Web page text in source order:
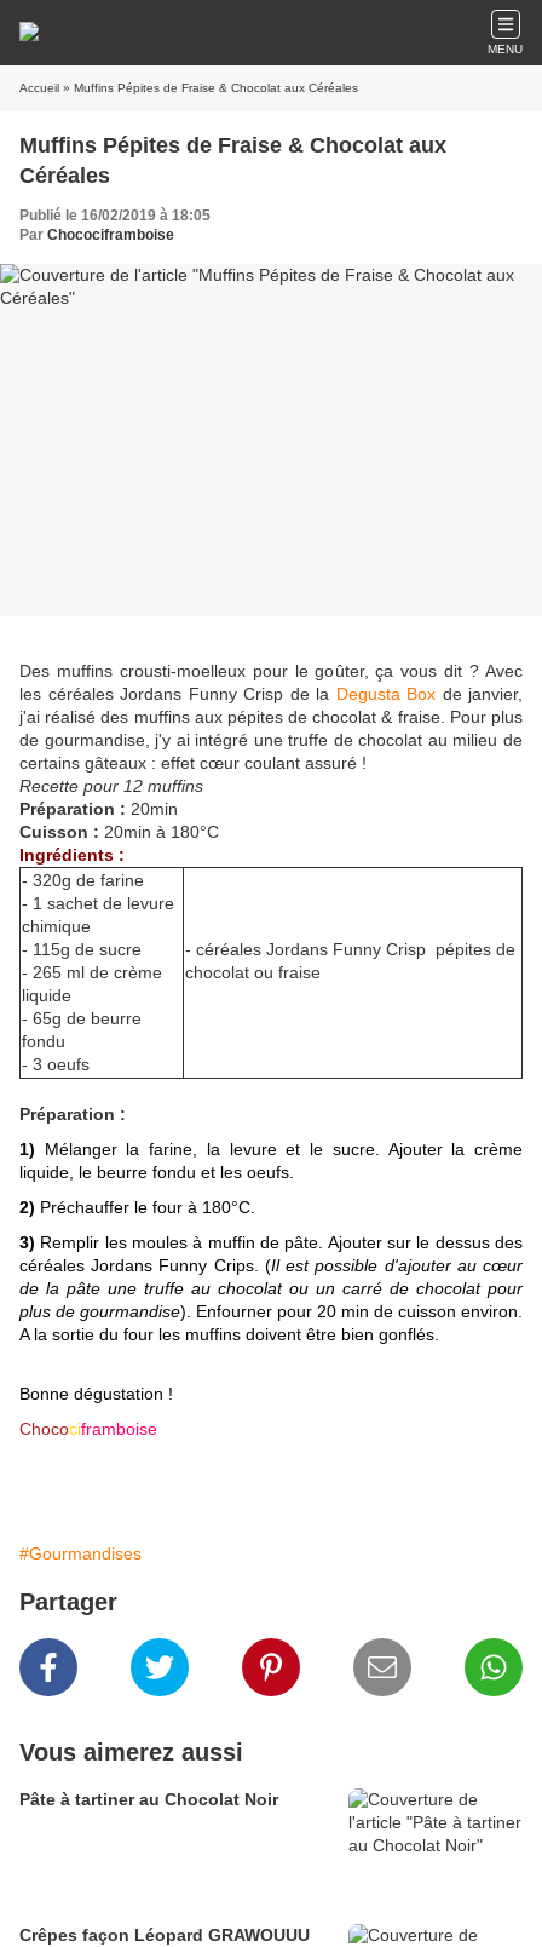
MENU
Accueil » Muffins Pépites de Fraise & Chocolat aux Céréales
Muffins Pépites de Fraise & Chocolat aux
Céréales
Publié le 16/02/2019 à 18:05
Par Chocociframboise
Des muffins crousti-moelleux pour le goûter, ça vous dit ? Avec
les céréales Jordans Funny Crisp de la Degusta Box de janvier,
j'ai réalisé des muffins aux pépites de chocolat & fraise. Pour plus
de gourmandise, j'y ai intégré une truffe de chocolat au milieu de
certains gâteaux : effet cœur coulant assuré !
Recette pour 12 muffins
Préparation : 20min
Cuisson : 20min à 180°C
Ingrédients :
- 320g de farine
- 1 sachet de levure
chimique
- 115g de sucre
- 265 ml de crème
liquide
- 65g de beurre
fondu
- 3 oeufs
- céréales Jordans Funny Crisp pépites de
chocolat ou fraise
Préparation :
1)
Mélanger la farine, la levure et le sucre. Ajouter la crème
liquide, le beurre fondu et les oeufs.
2) Préchauffer le four à 180°C.
3) Remplir les moules à muffin de pâte. Ajouter sur le dessus des
céréales Jordans Funny Crips. (Il est possible d'ajouter au cœur
de la pâte une truffe au chocolat ou un carré de chocolat pour
plus de gourmandise). Enfourner pour 20 min de cuisson environ.
A la sortie du four les muffins doivent être bien gonflés.
Bonne dégustation !
Chocociframboise
#Gourmandises
Partager
Vous aimerez aussi
Pâte à tartiner au Chocolat Noir
Crêpes façon Léopard GRAWOUUU